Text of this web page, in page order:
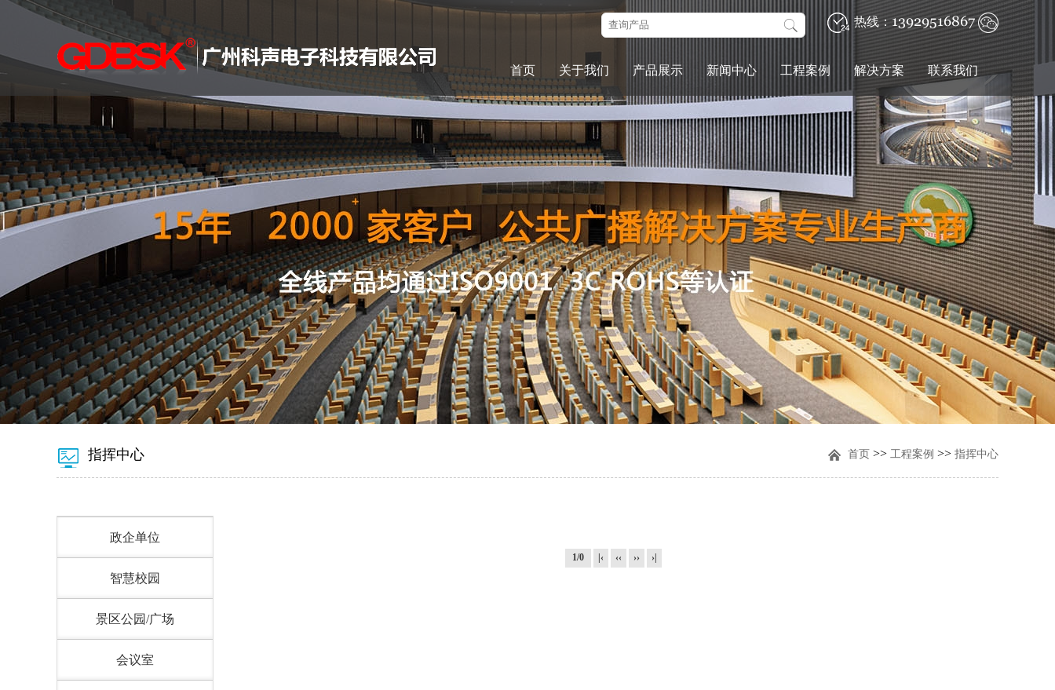
热线：13929516867
首页 关于我们
荣誉资质
组织架构
企业宗旨
产品展示
SIP可视对讲系统
数字会议系统
专业扩声系统
中控距阵系统
可视化分布式系统
高清录播系统
视频会议系统
无纸化会务系统
舞台灯光系统
新闻中心
企业新闻
行业新闻
工程案例
政企单位
智慧校园
景区公园/广场
会议室
录播教室
报告宴会厅
指挥中心
智慧医院
体育操场
工厂/办公大楼
公检司法
解决方案
校园IP广播系统解决方案
工业厂区IP电话对讲系统解决方案
指挥中心会议系统解决方案
会议室会议系统解决方案
报告厅会议系统解决方案
会议室扩声系统解决方案
宴会厅灯光音响系统解决方案
体育场馆扩声系统解决方案
联系我们
联系方式
在线留言
指挥中心 首页 >> 工程案例 >> 指挥中心
政企单位
智慧校园
景区公园/广场
会议室
1/0 |‹ ‹‹ ›› ›|